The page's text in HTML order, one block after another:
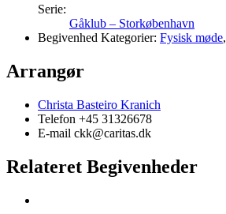
Serie:
Gåklub – Storkøbenhavn
Begivenhed Kategorier: Fysisk møde,
Arrangør
Christa Basteiro Kranich
Telefon +45 31326678
E-mail ckk@caritas.dk
Relateret Begivenheder